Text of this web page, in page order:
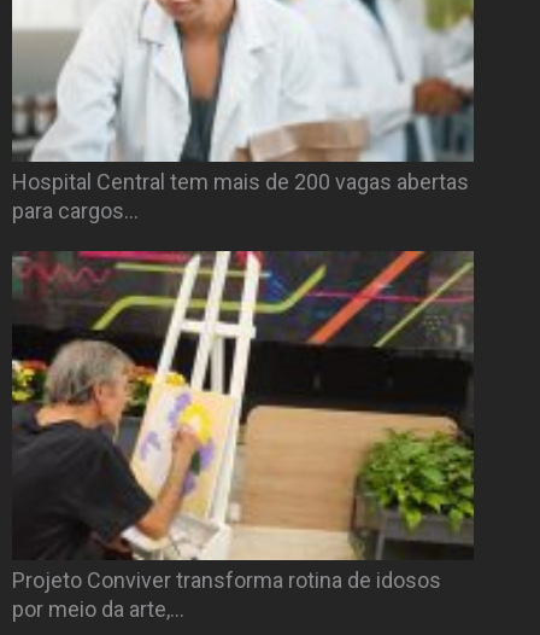
Hospital Central tem mais de 200 vagas abertas
para cargos…
Projeto Conviver transforma rotina de idosos
por meio da arte,…